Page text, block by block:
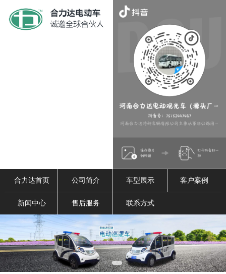
合力达首页 公司简介 车型展示 客户案例
新闻中心 售后服务 联系方式